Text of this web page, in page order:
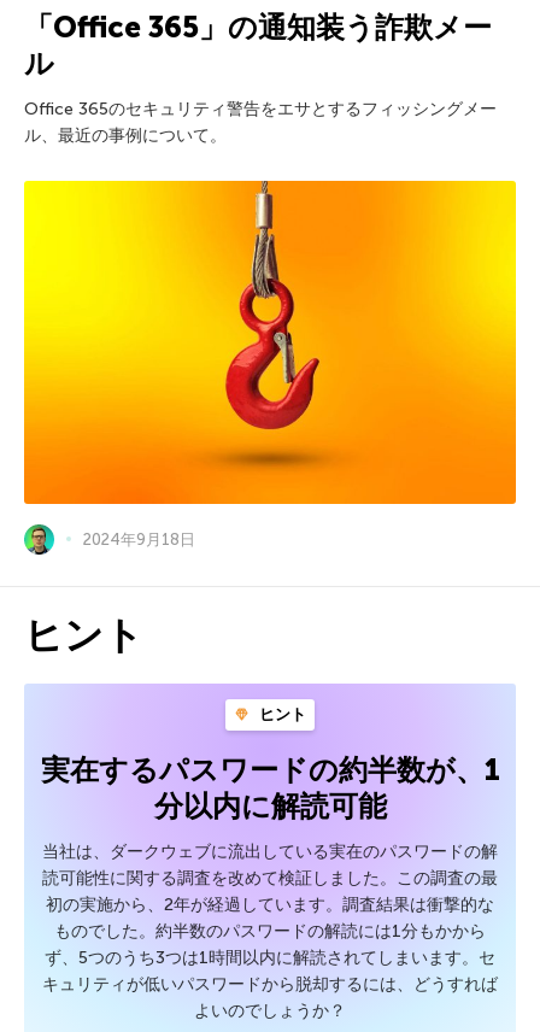
「Office 365」の通知装う詐欺メー
ル
Office 365のセキュリティ警告をエサとするフィッシングメー
ル、最近の事例について。
2024年9月18日
ヒント
ヒント
実在するパスワードの約半数が、1
分以内に解読可能
当社は、ダークウェブに流出している実在のパスワードの解
読可能性に関する調査を改めて検証しました。この調査の最
初の実施から、2年が経過しています。調査結果は衝撃的な
ものでした。約半数のパスワードの解読には1分もかから
ず、5つのうち3つは1時間以内に解読されてしまいます。セ
キュリティが低いパスワードから脱却するには、どうすれば
よいのでしょうか？